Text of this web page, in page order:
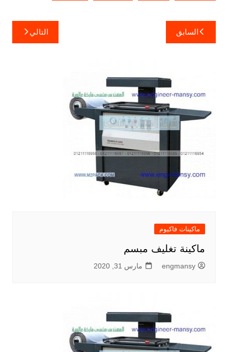
تصفّح
المقالات
السابق التالي
ماكينات فاكيوم
ماكينة تغليف مبسم
engmansy مارس 31, 2020